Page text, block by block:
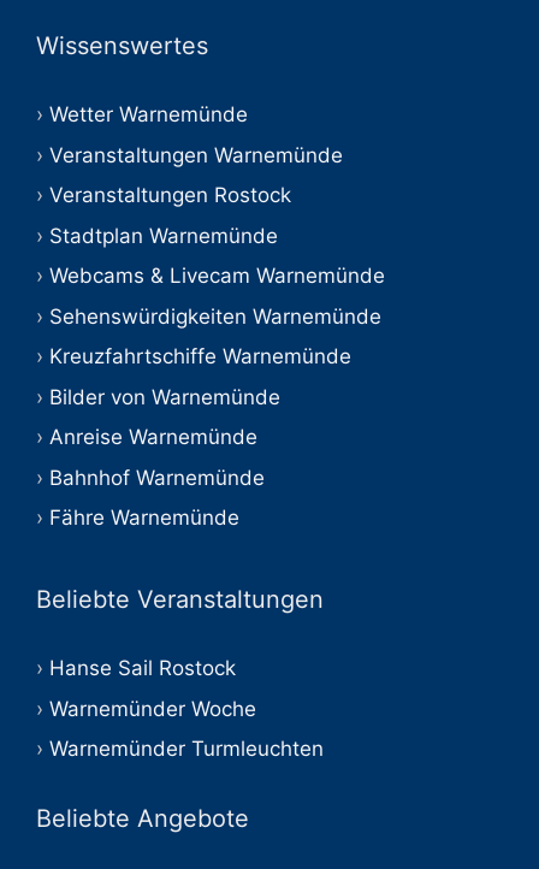
Wissenswertes
Wetter Warnemünde
Veranstaltungen Warnemünde
Veranstaltungen Rostock
Stadtplan Warnemünde
Webcams & Livecam Warnemünde
Sehenswürdigkeiten Warnemünde
Kreuzfahrtschiffe Warnemünde
Bilder von Warnemünde
Anreise Warnemünde
Bahnhof Warnemünde
Fähre Warnemünde
Beliebte Veranstaltungen
Hanse Sail Rostock
Warnemünder Woche
Warnemünder Turmleuchten
Beliebte Angebote